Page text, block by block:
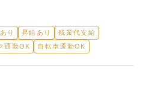
り 昇給あり
残業代支給
通勤OK 自転車通勤OK